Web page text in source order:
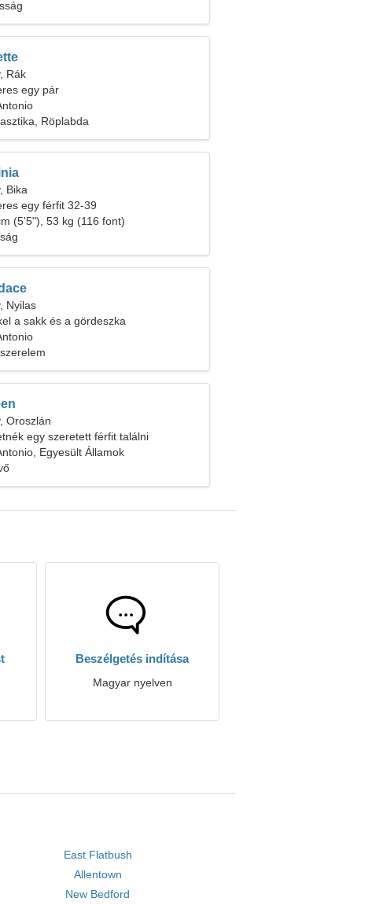
Rák
egy pár
Röplabda
Bika
egy férfit 32-39
(5'5"), 53 kg (116 font)
Nyilas
a sakk és a gördeszka
Oroszlán
egy szeretett férfit találni
Egyesült Államok
Beszélgetés indítása
Magyar nyelven
East Flatbush
Allentown
New Bedford